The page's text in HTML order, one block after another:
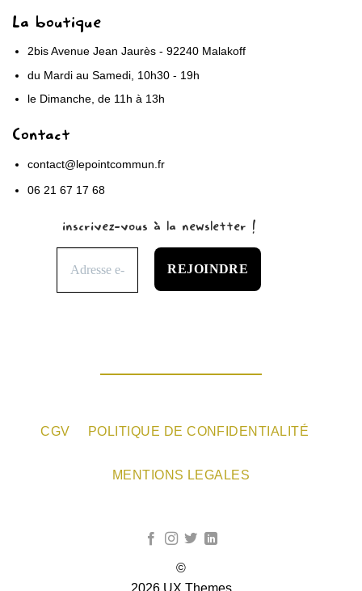
La boutique
2bis Avenue Jean Jaurès - 92240 Malakoff
du Mardi au Samedi, 10h30 - 19h
le Dimanche, de 11h à 13h
Contact
contact@lepointcommun.fr
06 21 67 17 68
inscrivez-vous à la newsletter !
CGV POLITIQUE DE CONFIDENTIALITÉ
MENTIONS LEGALES
©
2026 UX Themes